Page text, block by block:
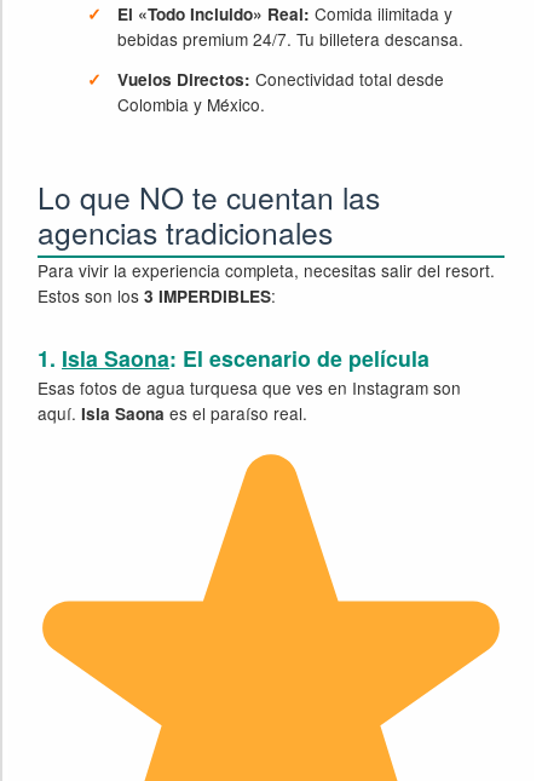
El «Todo Incluido» Real: Comida ilimitada y
bebidas premium 24/7. Tu billetera descansa.
Vuelos Directos: Conectividad total desde
Colombia y México.
Lo que NO te cuentan las
agencias tradicionales
Para vivir la experiencia completa, necesitas salir del resort.
Estos son los3 IMPERDIBLES:
1. Isla Saona: El escenario de película
Esas fotos de agua turquesa que ves en Instagram son
aquí.Isla Saona es el paraíso real.